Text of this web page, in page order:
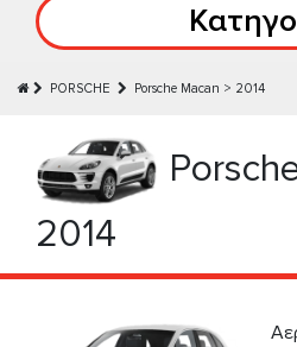
PORSCHE Porsche Macan > 2014
2014